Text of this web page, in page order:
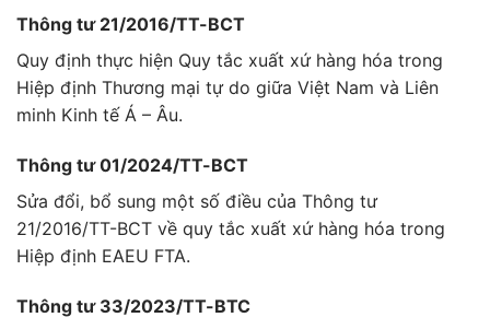
Thông tư 21/2016/TT-BCT
Quy định thực hiện Quy tắc xuất xứ hàng hóa trong
Hiệp định Thương mại tự do giữa Việt Nam và Liên
minh Kinh tế Á – Âu.
Thông tư 01/2024/TT-BCT
Sửa đổi, bổ sung một số điều của Thông tư
21/2016/TT-BCT về quy tắc xuất xứ hàng hóa trong
Hiệp định EAEU FTA.
Thông tư 33/2023/TT-BTC